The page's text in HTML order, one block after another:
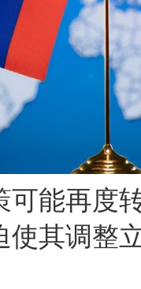
可能再度
使其调整